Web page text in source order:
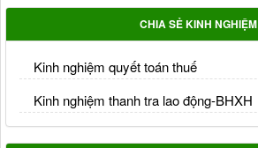
CHIA SẺ KINH NGHIỆM
Kinh nghiệm quyết toán thuế
Kinh nghiệm thanh tra lao động-BHXH